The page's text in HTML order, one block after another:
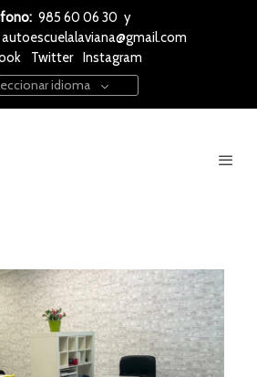
985 60 06 30 y
autoescuelalaviana@gmail.com
Twitter
Instagram
idioma